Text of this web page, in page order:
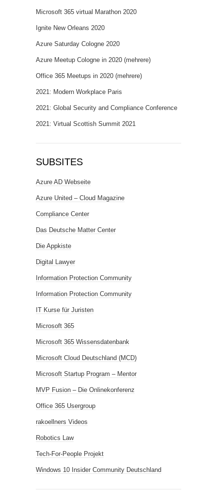
Microsoft 365 virtual Marathon 2020
Ignite New Orleans 2020
Azure Saturday Cologne 2020
Azure Meetup Cologne in 2020 (mehrere)
Office 365 Meetups in 2020 (mehrere)
2021: Modern Workplace Paris
2021: Global Security and Compliance Conference
2021: Virtual Scottish Summit 2021
SUBSITES
Azure AD Webseite
Azure United – Cloud Magazine
Compliance Center
Das Deutsche Matter Center
Die Appkiste
Digital Lawyer
Information Protection Community
Information Protection Community
IT Kurse für Juristen
Microsoft 365
Microsoft 365 Wissensdatenbank
Microsoft Cloud Deutschland (MCD)
Microsoft Startup Program – Mentor
MVP Fusion – Die Onlinekonferenz
Office 365 Usergroup
rakoellners Videos
Robotics Law
Tech-For-People Projekt
Windows 10 Insider Community Deutschland